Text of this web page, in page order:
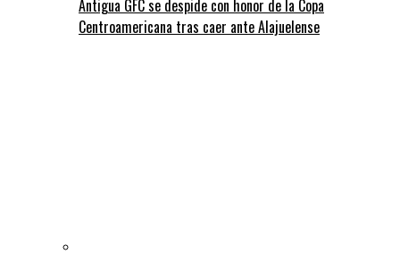
Antigua GFC se despide con honor de la Copa
Centroamericana tras caer ante Alajuelense